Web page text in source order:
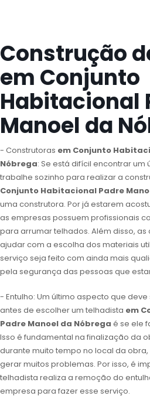
Construção
em Conjunto
Habitacional
Manoel da
- Construtoras em Conjunto
Nóbrega: Se está difícil encontrar um
trabalhe sozinho para realizar a
Conjunto Habitacional Padre
uma construtora. Por já estarem
as empresas possuem profissionais
para arrumar telhados. Além disso,
ajudar com a escolha dos materiais
serviço seja feito com ainda mais
pela segurança das pessoas que
- Entulho: Um último aspecto que
antes de escolher um telhadista em
Padre Manoel da Nóbrega é se ele
Isso é fundamental na finalização da
durante muito tempo no local da
gerar muitos problemas. Por isso, é
telhadista realiza a remoção do
empresa para fazer esse serviço.